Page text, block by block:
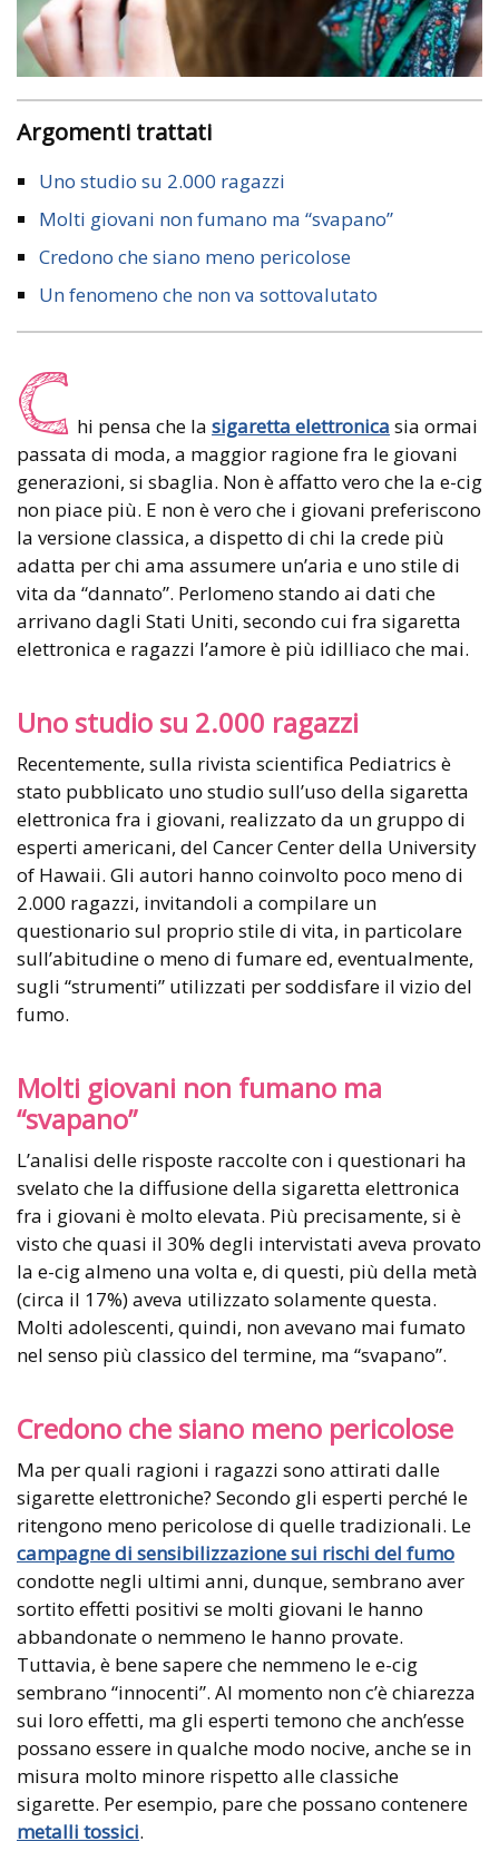
Argomenti trattati
Uno studio su 2.000 ragazzi
Molti giovani non fumano ma “svapano”
Credono che siano meno pericolose
Un fenomeno che non va sottovalutato
C hi pensa che la sigaretta elettronica sia ormai
passata di moda, a maggior ragione fra le giovani
generazioni, si sbaglia. Non è affatto vero che la e-cig
non piace più. E non è vero che i giovani preferiscono
la versione classica, a dispetto di chi la crede più
adatta per chi ama assumere un’aria e uno stile di
vita da “dannato”. Perlomeno stando ai dati che
arrivano dagli Stati Uniti, secondo cui fra sigaretta
elettronica e ragazzi l’amore è più idilliaco che mai.
Uno studio su 2.000 ragazzi
Recentemente, sulla rivista scientifica Pediatrics è
stato pubblicato uno studio sull’uso della sigaretta
elettronica fra i giovani, realizzato da un gruppo di
esperti americani, del Cancer Center della University
of Hawaii. Gli autori hanno coinvolto poco meno di
2.000 ragazzi, invitandoli a compilare un
questionario sul proprio stile di vita, in particolare
sull’abitudine o meno di fumare ed, eventualmente,
sugli “strumenti” utilizzati per soddisfare il vizio del
fumo.
Molti giovani non fumano ma
“svapano”
L’analisi delle risposte raccolte con i questionari ha
svelato che la diffusione della sigaretta elettronica
fra i giovani è molto elevata. Più precisamente, si è
visto che quasi il 30% degli intervistati aveva provato
la e-cig almeno una volta e, di questi, più della metà
(circa il 17%) aveva utilizzato solamente questa.
Molti adolescenti, quindi, non avevano mai fumato
nel senso più classico del termine, ma “svapano”.
Credono che siano meno pericolose
Ma per quali ragioni i ragazzi sono attirati dalle
sigarette elettroniche? Secondo gli esperti perché le
ritengono meno pericolose di quelle tradizionali. Le
campagne di sensibilizzazione sui rischi del fumo
condotte negli ultimi anni, dunque, sembrano aver
sortito effetti positivi se molti giovani le hanno
abbandonate o nemmeno le hanno provate.
Tuttavia, è bene sapere che nemmeno le e-cig
sembrano “innocenti”. Al momento non c’è chiarezza
sui loro effetti, ma gli esperti temono che anch’esse
possano essere in qualche modo nocive, anche se in
misura molto minore rispetto alle classiche
sigarette. Per esempio, pare che possano contenere
metalli tossici.